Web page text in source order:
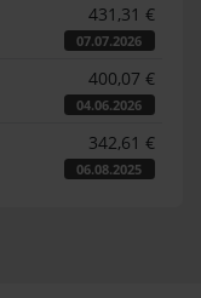
431,31 €
07.07.2026
400,07 €
04.06.2026
342,61 €
06.08.2025